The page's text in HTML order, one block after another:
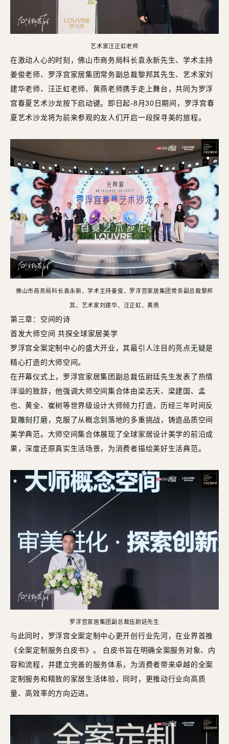
艺术家汪正虹老师
在激动人心的时刻，佛山市商务局科长袁永新先生、学术主持
姜俊老师、罗浮宫家居集团常务副总裁黎邦其先生、艺术家刘
建华老师、汪正虹老师、黄燕老师携手走上舞台，共同为罗浮
宫春夏艺术沙龙按下启动键。即日起-8月30日期间，罗浮宫春
夏艺术沙龙将为前来参观的友人们开启一段探寻美的旅程。
佛山市商务局科长袁永新、学术主持姜俊、罗浮宫家居集团常务副总裁黎邦
其、艺术家刘建华、汪正虹、黄燕
第三章：空间的诗
首发大师空间 共探全球家居美学
罗浮宫全案定制中心的盛大开业，其最引人注目的亮点无疑是
精心打造的大师空间。
在开幕仪式上，罗浮宫家居集团副总裁伍尉廷先生发表了热情
洋溢的致辞，他强调大师空间集合体由梁志天、梁建国、孟
也、黄全、崔树等世界级设计大师倾力打造，历经三年时间反
复雕刻打磨，克服了从概念到落地的多重挑战，铸造品质空间
美学典范。大师空间集合体展现了全球家居设计美学的前沿成
果，深度还原真实生活场景，为消费者描绘美好生活典范。
罗浮宫家居集团副总裁伍尉廷先生
与此同时，罗浮宫全案定制中心更开创行业先河，在业界首推
《全案定制服务白皮书》。 白皮书旨在明确全案服务对象、内
容和流程，并建立完善的服务体系，为消费者带来卓越的全案
定制服务和精致的家居生活体验，同时，更推动行业向高质
量、高效率的方向迈进。